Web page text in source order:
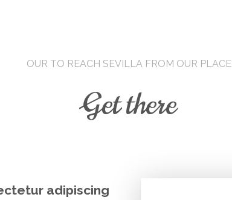
OUR TO REACH SEVILLA FROM OUR PLACE
Get there
adipiscing